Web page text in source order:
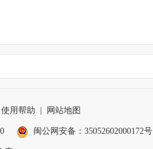
使用帮助 网站地图
闽公网安备：35052602000172号